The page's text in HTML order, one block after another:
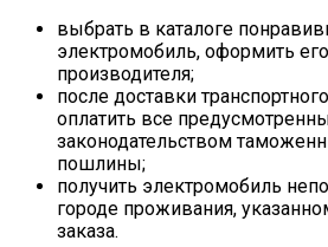
выбрать в каталоге
электромобиль, оформить
производителя;
после доставки
оплатить все
законодательством
пошлины;
получить электромобиль
городе проживания,
заказа.